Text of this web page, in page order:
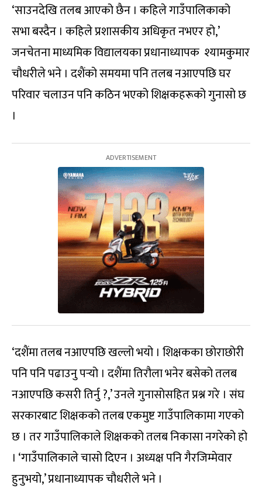
‘साउनदेखि तलब आएको छैन । कहिले गाउँपालिकाको
सभा बस्दैन । कहिले प्रशासकीय अधिकृत नभएर हो,’
जनचेतना माध्यमिक विद्यालयका प्रधानाध्यापक श्यामकुमार
चौधरीले भने । दशैंको समयमा पनि तलब नआएपछि घर
परिवार चलाउन पनि कठिन भएको शिक्षकहरूको गुनासो छ
।
‘दशैंमा तलब नआएपछि खल्लो भयो । शिक्षकका छोराछोरी
पनि पनि पढाउनु पर्‍यो । दशैंमा तिरौला भनेर बसेको तलब
नआएपछि कसरी तिर्नु ?,’ उनले गुनासोसहित प्रश्न गरे । संघ
सरकारबाट शिक्षकको तलब एकमुष्ट गाउँपालिकामा गएको
छ । तर गाउँपालिकाले शिक्षकको तलब निकासा नगरेको हो
। ‘गाउँपालिकाले चासो दिएन । अध्यक्ष पनि गैरजिम्मेवार
हुनुभयो,’ प्रधानाध्यापक चौधरीले भने ।